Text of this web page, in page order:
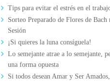
Tips para evitar el estrés en el
Sorteo Preparado de Flores de Bach
Sesión
¡Si quieres la luna consíguela!
Lo semejante atrae a lo semejante,
una forma opuesta
Si todos desean Amar y Ser